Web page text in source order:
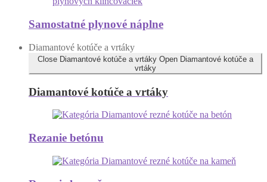
Samostatné plynové náplne
Diamantové kotúče a vrtáky
Close Diamantové kotúče a vrtáky Open Diamantové kotúče a
vrtáky
Diamantové kotúče a vrtáky
Rezanie betónu